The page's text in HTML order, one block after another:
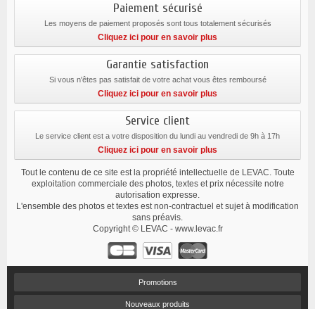
Paiement sécurisé
Les moyens de paiement proposés sont tous totalement sécurisés
Cliquez ici pour en savoir plus
Garantie satisfaction
Si vous n'êtes pas satisfait de votre achat vous êtes remboursé
Cliquez ici pour en savoir plus
Service client
Le service client est a votre disposition du lundi au vendredi de 9h à 17h
Cliquez ici pour en savoir plus
Tout le contenu de ce site est la propriété intellectuelle de LEVAC. Toute
exploitation commerciale des photos, textes et prix nécessite notre
autorisation expresse.
L'ensemble des photos et textes est non-contractuel et sujet à modification
sans préavis.
Copyright © LEVAC - www.levac.fr
Promotions
Nouveaux produits